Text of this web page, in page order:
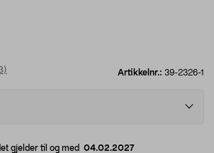
Artikkelnr.: 39-2326-1
)
gjelder til og med 04.02.2027